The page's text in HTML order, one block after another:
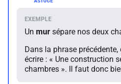
Un mur sépare nos deux
Dans la phrase
écrire : « Une construction
chambres ». Il faut donc